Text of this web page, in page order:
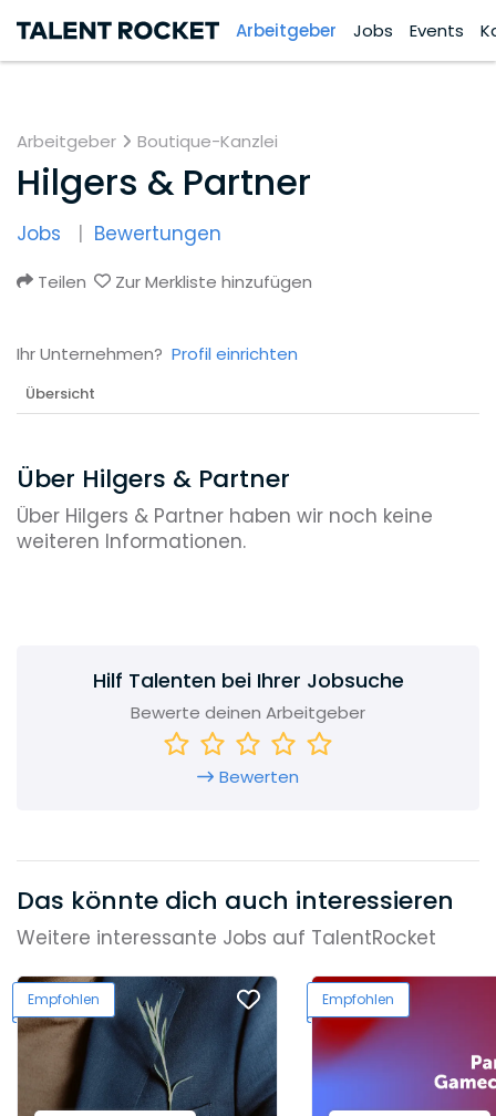
Arbeitgeber Jobs Events
Arbeitgeber Boutique-Kanzlei
Hilgers & Partner
Jobs Bewertungen
Teilen Zur Merkliste hinzufügen
Ihr Unternehmen? Profil einrichten
Übersicht
Über Hilgers & Partner
Über Hilgers & Partner haben wir noch keine
weiteren Informationen.
Hilf Talenten bei Ihrer Jobsuche
Bewerte deinen Arbeitgeber
Bewerten
Das könnte dich auch interessieren
Weitere interessante Jobs auf TalentRocket
Empfohlen Empfohlen